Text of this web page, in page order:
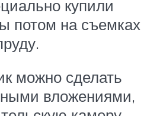
купили
потом на съемках
можно сделать
вложениями,